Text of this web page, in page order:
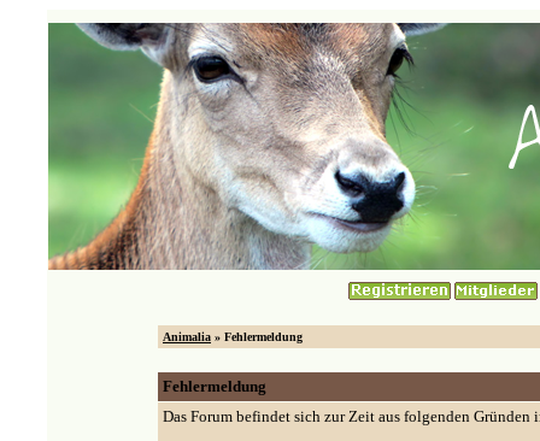
Animalia » Fehlermeldung
Fehlermeldung
Das Forum befindet sich zur Zeit aus folgenden Gründen